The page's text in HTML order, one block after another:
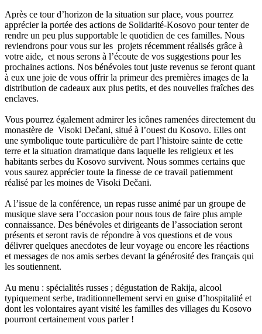
Après ce tour d’horizon de la situation sur place, vous pourrez
apprécier la portée des actions de Solidarité-Kosovo pour tenter de
rendre un peu plus supportable le quotidien de ces familles. Nous
reviendrons pour vous sur les projets récemment réalisés grâce à
votre aide, et nous serons à l’écoute de vos suggestions pour les
prochaines actions. Nos bénévoles tout juste revenus se feront quant
à eux une joie de vous offrir la primeur des premières images de la
distribution de cadeaux aux plus petits, et des nouvelles fraîches des
enclaves.
Vous pourrez également admirer les icônes ramenées directement du
monastère de Visoki Dečani, situé à l’ouest du Kosovo. Elles ont
une symbolique toute particulière de part l’histoire sainte de cette
terre et la situation dramatique dans laquelle les religieux et les
habitants serbes du Kosovo survivent. Nous sommes certains que
vous saurez apprécier toute la finesse de ce travail patiemment
réalisé par les moines de Visoki Dečani.
A l’issue de la conférence, un repas russe animé par un groupe de
musique slave sera l’occasion pour nous tous de faire plus ample
connaissance. Des bénévoles et dirigeants de l’association seront
présents et seront ravis de répondre à vos questions et de vous
délivrer quelques anecdotes de leur voyage ou encore les réactions
et messages de nos amis serbes devant la générosité des français qui
les soutiennent.
Au menu : spécialités russes ; dégustation de Rakija, alcool
typiquement serbe, traditionnellement servi en guise d’hospitalité et
dont les volontaires ayant visité les familles des villages du Kosovo
pourront certainement vous parler !